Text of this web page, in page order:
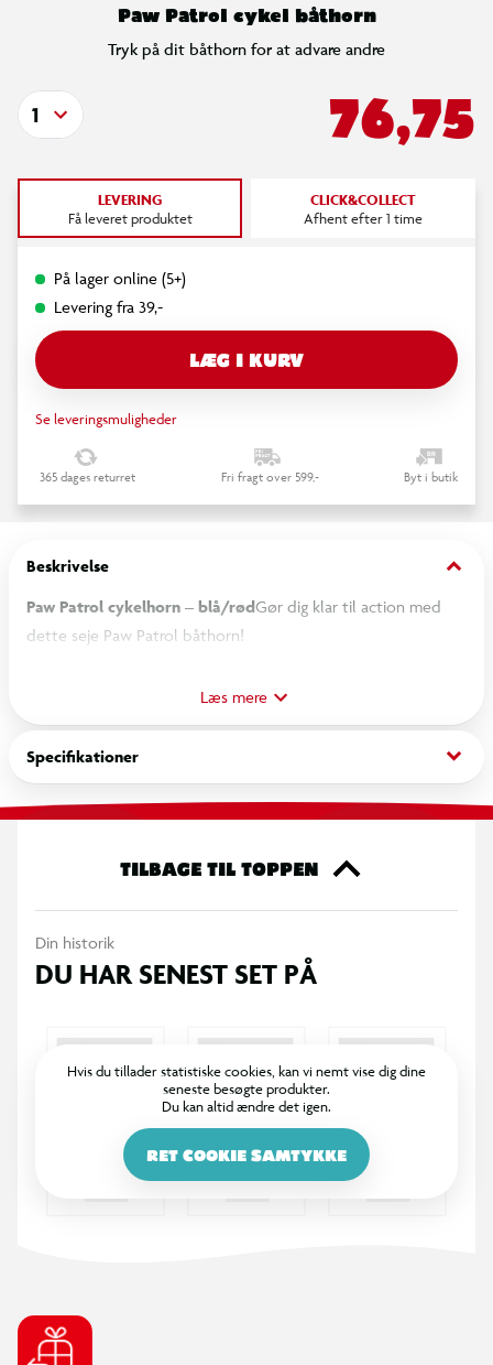
Paw Patrol cykel båthorn
Tryk på dit båthorn for at advare andre
76,75
1
LEVERING
Få leveret produktet
CLICK&COLLECT
Afhent efter 1 time
På lager online (5+)
Levering fra 39,-
LÆG I KURV
Se leveringsmuligheder
365 dages returret Fri fragt over 599,- Byt i butik
Beskrivelse keyboard_arrow_down
Paw Patrol cykelhorn – blå/rødGør dig klar til action med
dette seje Paw Patrol båthorn!
Hornet er dekoreret med de populære Paw Patrol-hunde og
giver en klar lyd, der gør det sjovt og sikkert at køre. Det
monteres nemt på styret og passer til de fleste cykler,
løbecykler, scootere og trehjulede.
Officielt Paw Patrol-design
Nem montering på alle typer styr
Passer til cykel, løbehjul, løbecykel og trehjulede
Øger synlighed og sikkerhed under leg
Læs mere
Specifikationer keyboard_arrow_down
TILBAGE TIL TOPPEN
Din historik
DU HAR SENEST SET PÅ
Hvis du tillader statistiske cookies, kan vi nemt vise dig dine
seneste besøgte produkter.
Du kan altid ændre det igen.
RET COOKIE SAMTYKKE